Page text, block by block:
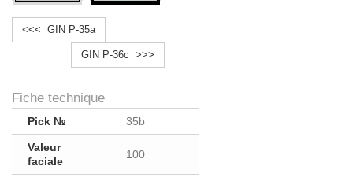
<<< GIN P-35a
GIN P-36c >>>
Fiche technique
Pick № 35b
Valeur
faciale
100